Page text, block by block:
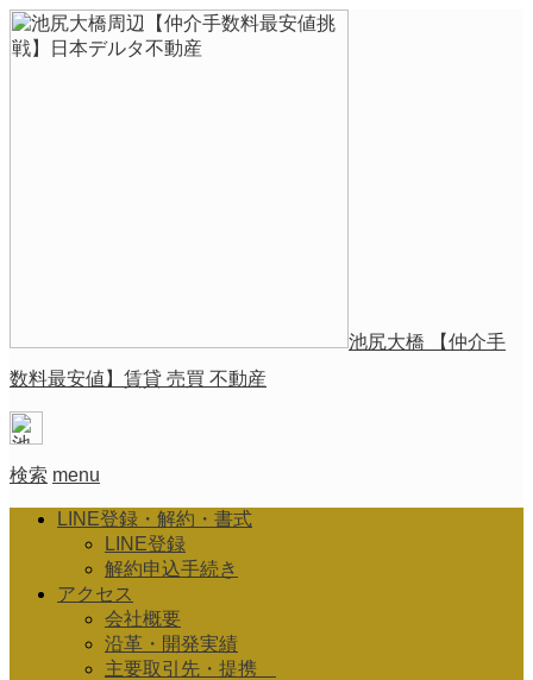
池尻大橋 【仲介手
数料最安値】賃貸 売買 不動産
検索 menu
LINE登録・解約・書式
LINE登録
解約申込手続き
アクセス
会社概要
沿革・開発実績
主要取引先・提携